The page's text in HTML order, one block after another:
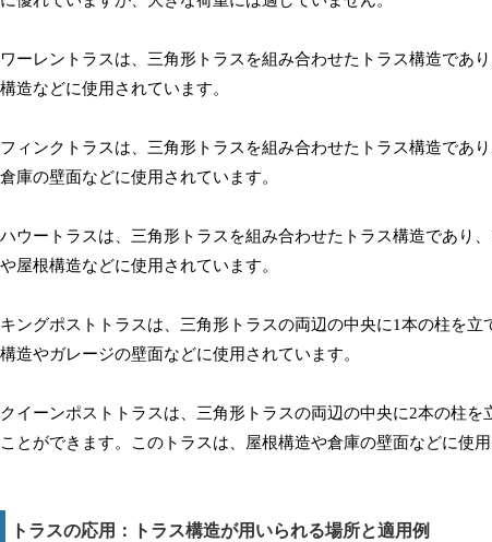
ワーレントラスは、三角形トラスを組み合わせたトラス構造であ
構造などに使用されています。
フィンクトラスは、三角形トラスを組み合わせたトラス構造であ
倉庫の壁面などに使用されています。
ハウートラスは、三角形トラスを組み合わせたトラス構造であり
や屋根構造などに使用されています。
キングポストトラスは、三角形トラスの両辺の中央に1本の柱を
構造やガレージの壁面などに使用されています。
クイーンポストトラスは、三角形トラスの両辺の中央に2本の柱
ことができます。このトラスは、屋根構造や倉庫の壁面などに使用
トラスの応用：トラス構造が用いられる場所と適用例